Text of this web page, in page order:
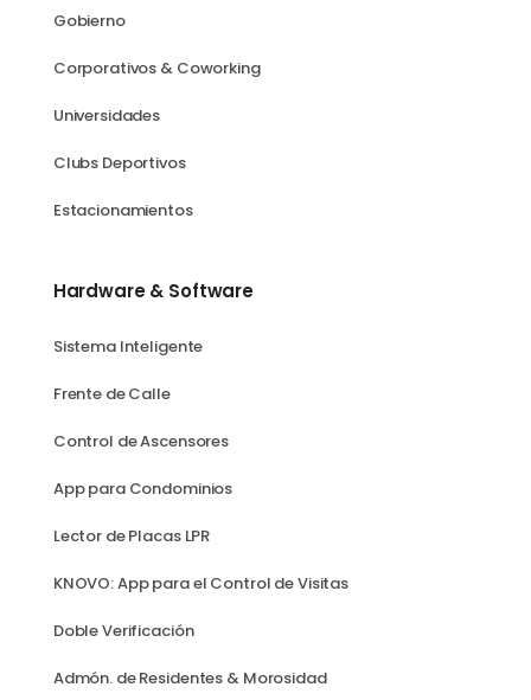
Gobierno
Corporativos & Coworking
Universidades
Clubs Deportivos
Estacionamientos
Hardware & Software
Sistema Inteligente
Frente de Calle
Control de Ascensores
App para Condominios
Lector de Placas LPR
KNOVO: App para el Control de Visitas
Doble Verificación
Admón. de Residentes & Morosidad